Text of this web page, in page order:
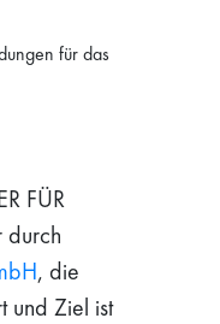
für das
FÜR
durch
, die
und Ziel ist